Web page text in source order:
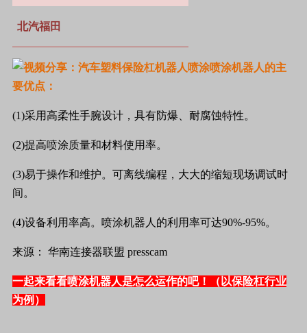
北汽福田
喷涂机器人的主
要优点：
(1)采用高柔性手腕设计，具有防爆、耐腐蚀特性。
(2)提高喷涂质量和材料使用率。
(3)易于操作和维护。可离线编程，大大的缩短现场调试时
间。
(4)设备利用率高。喷涂机器人的利用率可达90%-95%。
来源： 华南连接器联盟 presscam
一起来看看喷涂机器人是怎么运作的吧！（以保险杠行业
为例）